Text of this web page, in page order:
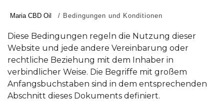
Maria CBD Oil / Bedingungen und Konditionen
Diese Bedingungen regeln die Nutzung dieser
Website und jede andere Vereinbarung oder
rechtliche Beziehung mit dem Inhaber in
verbindlicher Weise. Die Begriffe mit großem
Anfangsbuchstaben sind in dem entsprechenden
Abschnitt dieses Dokuments definiert.